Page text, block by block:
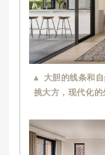
▲ 大胆的线条和自
挑大方，现代化的